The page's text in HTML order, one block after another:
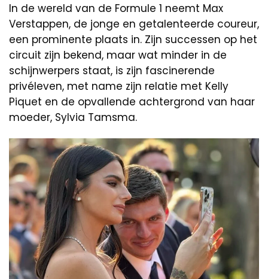
In de wereld van de Formule 1 neemt Max
Verstappen, de jonge en getalenteerde coureur,
een prominente plaats in. Zijn successen op het
circuit zijn bekend, maar wat minder in de
schijnwerpers staat, is zijn fascinerende
privéleven, met name zijn relatie met Kelly
Piquet en de opvallende achtergrond van haar
moeder, Sylvia Tamsma.